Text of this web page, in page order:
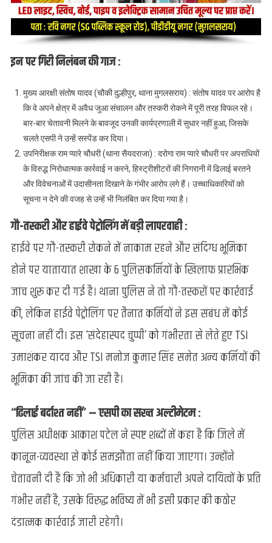
इन पर गिरी निलंबन की गाज :
मुख्य आरक्षी संतोष यादव (चौकी दुल्हीपुर, थाना मुगलसराय) : संतोष यादव पर आरोप है
कि वे अपने क्षेत्र में अवैध जुआ संचालन और तस्करी रोकने में पूरी तरह विफल रहे।
बार-बार चेतावनी मिलने के बावजूद उनकी कार्यप्रणाली में सुधार नहीं हुआ, जिसके
चलते एसपी ने उन्हें सस्पेंड कर दिया।
उपनिरीक्षक राम प्यारे चौधरी (थाना सैयदराजा) : दरोगा राम प्यारे चौधरी पर अपराधियों
के विरुद्ध निरोधात्मक कार्रवाई न करने, हिस्ट्रीशीटरों की निगरानी में ढिलाई बरतने
और विवेचनाओं में उदासीनता दिखाने के गंभीर आरोप लगे हैं। उच्चाधिकारियों को
सूचना न देने की वजह से उन्हें भी निलंबित कर दिया गया है।
गौ-तस्करी और हाईवे पेट्रोलिंग में बड़ी लापरवाही :
हाईवे पर गौ-तस्करी रोकने में नाकाम रहने और संदिग्ध भूमिका
होने पर यातायात शाखा के 6 पुलिसकर्मियों के खिलाफ प्रारंभिक
जांच शुरू कर दी गई है। थाना पुलिस ने तो गौ-तस्करों पर कार्रवाई
की, लेकिन हाईवे पेट्रोलिंग पर तैनात कर्मियों ने इस संबंध में कोई
सूचना नहीं दी। इस ‘संदेहास्पद चुप्पी’ को गंभीरता से लेते हुए TSI
उमाशंकर यादव और TSI मनोज कुमार सिंह समेत अन्य कर्मियों की
भूमिका की जांच की जा रही है।
“ढिलाई बर्दाश्त नहीं” – एसपी का सख्त अल्टीमेटम :
पुलिस अधीक्षक आकाश पटेल ने स्पष्ट शब्दों में कहा है कि जिले में
कानून-व्यवस्था से कोई समझौता नहीं किया जाएगा। उन्होंने
चेतावनी दी है कि जो भी अधिकारी या कर्मचारी अपने दायित्वों के प्रति
गंभीर नहीं है, उसके विरुद्ध भविष्य में भी इसी प्रकार की कठोर
दंडात्मक कार्रवाई जारी रहेगी।